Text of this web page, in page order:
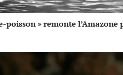
poisson » remonte